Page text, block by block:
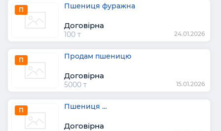
П Пшениця фуражна
Договірна
100 т 24.01.2026
П Продам пшеницю
Договірна
5000 т 15.01.2026
П Пшениця …
Договірна